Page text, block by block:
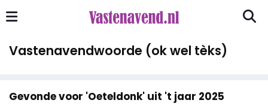
Vastenavendwoorde (ok wel tèks)
Gevonde voor 'Oeteldonk' uit 't jaar 2025